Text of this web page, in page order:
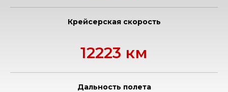
Крейсерская скорость
12223 км
Дальность полета